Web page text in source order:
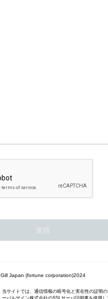
Gill Japan (fortune corporation)2024
当サイトでは、通信情報の暗号化と実在性の証明
ーバルサイン株式会社のSSLサーバ証明書を使用